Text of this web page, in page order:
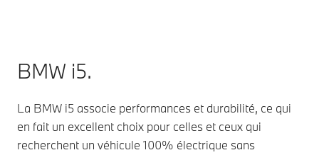
BMW i5.
La BMW i5 associe performances et durabilité, ce qui
en fait un excellent choix pour celles et ceux qui
recherchent un véhicule 100% électrique sans